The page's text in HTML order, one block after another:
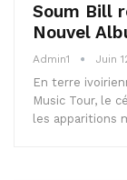
Soum Bill
Nouvel
Admin1 Juin
En terre
Music Tour, le
les apparitions